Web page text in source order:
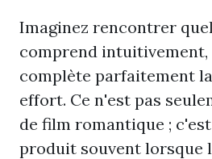
Imaginez rencontrer
comprend
complète parfaitement
effort. Ce n'est pas
de film romantique ;
produit souvent lorsque